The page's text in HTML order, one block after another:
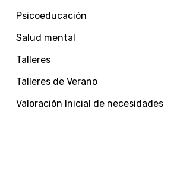
Psicoeducación
Salud mental
Talleres
Talleres de Verano
Valoración Inicial de necesidades